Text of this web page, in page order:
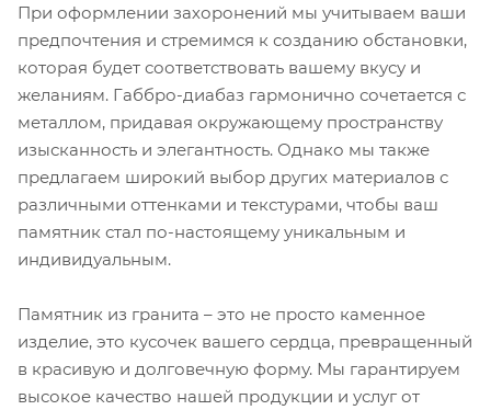
При оформлении захоронений мы учитываем ваши
предпочтения и стремимся к созданию обстановки,
которая будет соответствовать вашему вкусу и
желаниям. Габбро-диабаз гармонично сочетается с
металлом, придавая окружающему пространству
изысканность и элегантность. Однако мы также
предлагаем широкий выбор других материалов с
различными оттенками и текстурами, чтобы ваш
памятник стал по-настоящему уникальным и
индивидуальным.
Памятник из гранита – это не просто каменное
изделие, это кусочек вашего сердца, превращенный
в красивую и долговечную форму. Мы гарантируем
высокое качество нашей продукции и услуг от